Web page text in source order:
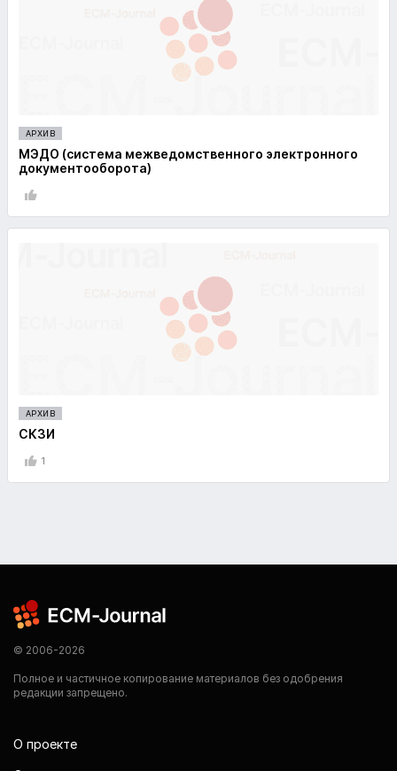
АРХИВ
МЭДО (система межведомственного электронного
документооборота)
АРХИВ
СКЗИ
1
© 2006-2026
Полное и частичное копирование материалов без одобрения
редакции запрещено.
О проекте